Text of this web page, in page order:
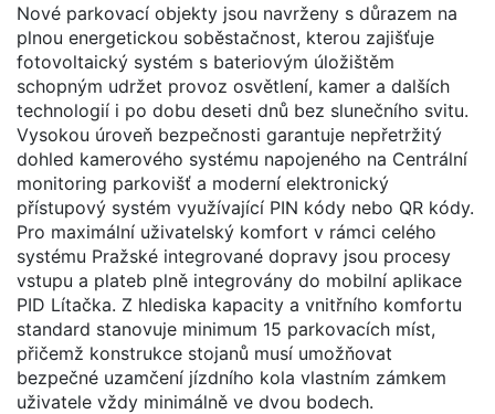
Nové parkovací objekty jsou navrženy s důrazem na
plnou energetickou soběstačnost, kterou zajišťuje
fotovoltaický systém s bateriovým úložištěm
schopným udržet provoz osvětlení, kamer a dalších
technologií i po dobu deseti dnů bez slunečního svitu.
Vysokou úroveň bezpečnosti garantuje nepřetržitý
dohled kamerového systému napojeného na Centrální
monitoring parkovišť a moderní elektronický
přístupový systém využívající PIN kódy nebo QR kódy.
Pro maximální uživatelský komfort v rámci celého
systému Pražské integrované dopravy jsou procesy
vstupu a plateb plně integrovány do mobilní aplikace
PID Lítačka. Z hlediska kapacity a vnitřního komfortu
standard stanovuje minimum 15 parkovacích míst,
přičemž konstrukce stojanů musí umožňovat
bezpečné uzamčení jízdního kola vlastním zámkem
uživatele vždy minimálně ve dvou bodech.